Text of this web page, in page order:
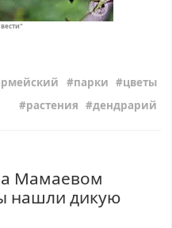
парки
цветы
растения
дендрарий
Мамаевом
нашли дикую